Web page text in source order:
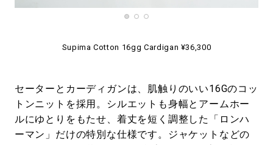
Supima Cotton 16gg Cardigan ¥36,300
セーターとカーディガンは、肌触りのいい16Gのコッ
トンニットを採用。シルエットも身幅とアームホー
ルにゆとりをもたせ、着丈を短く調整した「ロンハ
ーマン」だけの特別な仕様です。ジャケットなどの